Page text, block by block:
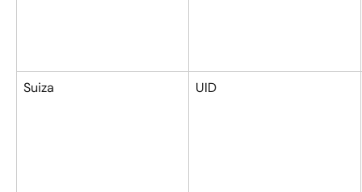
Suiza UID